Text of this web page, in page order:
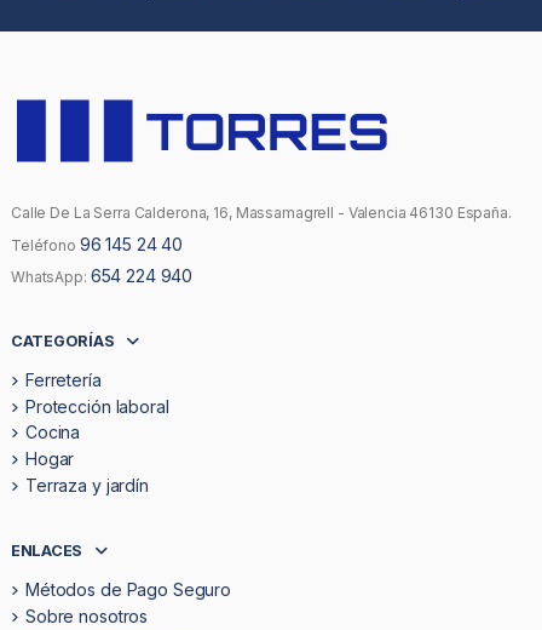
Calle De La Serra Calderona, 16, Massamagrell - Valencia 46130 España.
Teléfono 96 145 24 40
WhatsApp: 654 224 940
CATEGORÍAS
Ferretería
Protección laboral
Cocina
Hogar
Terraza y jardín
ENLACES
Métodos de Pago Seguro
Sobre nosotros